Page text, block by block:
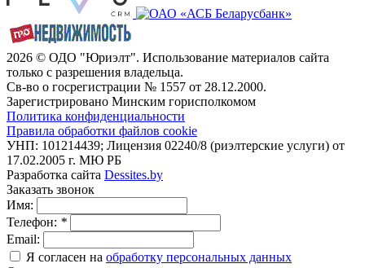
2026 © ОДО "Юриэлт". Использование материалов сайта
только с разрешения владельца.
Св-во о госрегистрации № 1557 от 28.12.2000.
Зарегистрировано Минским горисполкомом
Политика конфиденциальности
Правила обработки файлов cookie
УНП: 101214439; Лицензия 02240/8 (риэлтерские услуги) от
17.02.2005 г. МЮ РБ
Разработка сайта Dessites.by
Заказать звонок
Имя:
Телефон: *
Email:
Я согласен на обработку персональных данных